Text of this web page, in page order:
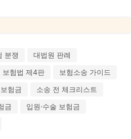
분쟁
대법원 판례
보험법 제4판
보험소송 가이드
험금
소송 전 체크리스트
금
입원·수술 보험금